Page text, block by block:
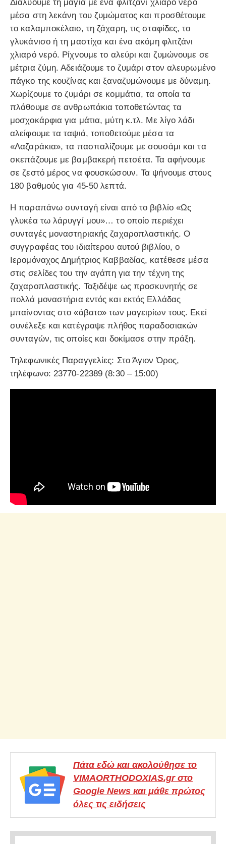
Διαλύουμε τη μαγιά με ένα φλιτζάνι χλιαρό νερό
μέσα στη λεκάνη του ζυμώματος και προσθέτουμε
το καλαμποκέλαιο, τη ζάχαρη, τις σταφίδες, το
γλυκάνισο ή τη μαστίχα και ένα ακόμη φλιτζάνι
χλιαρό νερό. Ρίχνουμε το αλεύρι και ζυμώνουμε σε
μέτρια ζύμη. Αδειάζουμε το ζυμάρι στον αλευρωμένο
πάγκο της κουζίνας και ξαναζυμώνουμε με δύναμη.
Χωρίζουμε το ζυμάρι σε κομμάτια, τα οποία τα
πλάθουμε σε ανθρωπάκια τοποθετώντας τα
μοσχοκάρφια για μάτια, μύτη κ.τλ. Με λίγο λάδι
αλείφουμε τα ταψιά, τοποθετούμε μέσα τα
«Λαζαράκια», τα πασπαλίζουμε με σουσάμι και τα
σκεπάζουμε με βαμβακερή πετσέτα. Τα αφήνουμε
σε ζεστό μέρος να φουσκώσουν. Τα ψήνουμε στους
180 βαθμούς για 45-50 λεπτά.
Η παραπάνω συνταγή είναι από το βιβλίο «Ως
γλυκέα τω λάρυγγί μου»… το οποίο περιέχει
συνταγές μοναστηριακής ζαχαροπλαστικής. Ο
συγγραφέας του ιδιαίτερου αυτού βιβλίου, ο
Ιερομόναχος Δημήτριος Καββαδίας, κατέθεσε μέσα
στις σελίδες του την αγάπη για την τέχνη της
ζαχαροπλαστικής. Ταξιδέψε ως προσκυνητής σε
πολλά μοναστήρια εντός και εκτός Ελλάδας
μπαίνοντας στο «άβατο» των μαγειρίων τους. Εκεί
συνέλεξε και κατέγραψε πλήθος παραδοσιακών
συνταγών, τις οποίες και δοκίμασε στην πράξη.
Τηλεφωνικές Παραγγελίες: Στο Άγιον Όρος,
τηλέφωνο: 23770-22389 (8:30 – 15:00)
Πάτα εδώ και ακολούθησε το
VIMAORTHODOXIAS.gr στο
Google News και μάθε πρώτος
όλες τις ειδήσεις